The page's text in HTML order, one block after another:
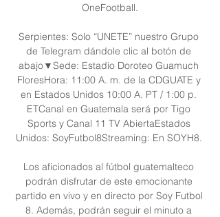
OneFootball.
Serpientes: Solo “UNETE” nuestro Grupo
de Telegram dándole clic al botón de
abajo▼Sede: Estadio Doroteo Guamuch
FloresHora: 11:00 A. m. de la CDGUATE y
en Estados Unidos 10:00 A. PT / 1:00 p.
ETCanal en Guatemala será por Tigo
Sports y Canal 11 TV AbiertaEstados
Unidos: SoyFutbol8Streaming: En SOYH8.
Los aficionados al fútbol guatemalteco
podrán disfrutar de este emocionante
partido en vivo y en directo por Soy Futbol
8. Además, podrán seguir el minuto a